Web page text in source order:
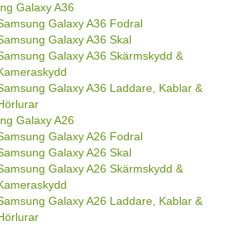
Galaxy A36
Galaxy A36 Fodral
Galaxy A36 Skal
Galaxy A36 Skärmskydd &
Galaxy A36 Laddare, Kablar &
Galaxy A26
Galaxy A26 Fodral
Galaxy A26 Skal
Galaxy A26 Skärmskydd &
Galaxy A26 Laddare, Kablar &